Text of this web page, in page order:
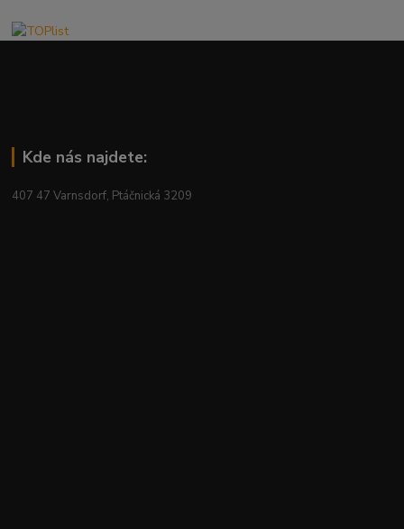
Kde nás najdete:
407 47 Varnsdorf, Ptáčnická 3209